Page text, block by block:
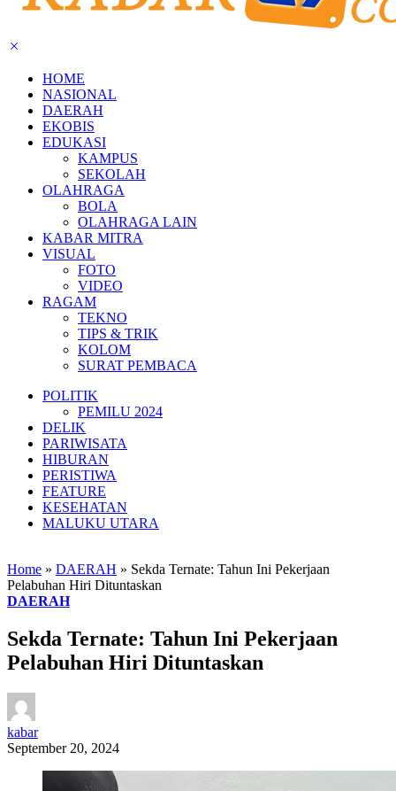
HOME
NASIONAL
DAERAH
EKOBIS
EDUKASI
KAMPUS
SEKOLAH
OLAHRAGA
BOLA
OLAHRAGA LAIN
KABAR MITRA
VISUAL
FOTO
VIDEO
RAGAM
TEKNO
TIPS & TRIK
KOLOM
SURAT PEMBACA
POLITIK
PEMILU 2024
DELIK
PARIWISATA
HIBURAN
PERISTIWA
FEATURE
KESEHATAN
MALUKU UTARA
Home » DAERAH » Sekda Ternate: Tahun Ini Pekerjaan
Pelabuhan Hiri Dituntaskan
DAERAH
Sekda Ternate: Tahun Ini Pekerjaan
Pelabuhan Hiri Dituntaskan
kabar
September 20, 2024